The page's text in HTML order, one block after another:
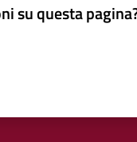
su questa